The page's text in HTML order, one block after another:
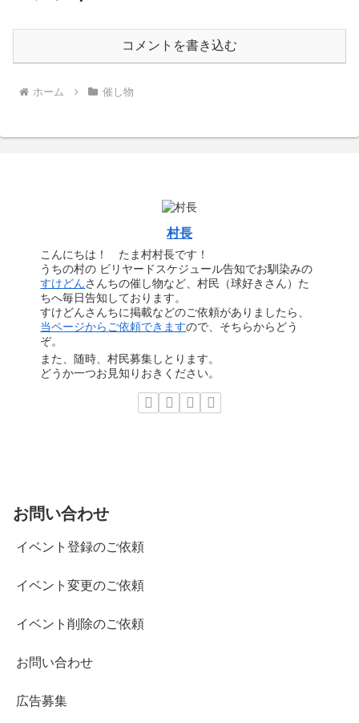
コメントを書き込む
ホーム 催し物
村長
こんにちは！ たま村村長です！
うちの村の ビリヤードスケジュール告知でお馴染みの
すけどんさんちの催し物など、村民（球好きさん）た
ちへ毎日告知しております。
すけどんさんちに掲載などのご依頼がありましたら、
当ページからご依頼できますので、そちらからどう
ぞ。
また、随時、村民募集しとります。
どうか一つお見知りおきください。
お問い合わせ
イベント登録のご依頼
イベント変更のご依頼
イベント削除のご依頼
お問い合わせ
広告募集